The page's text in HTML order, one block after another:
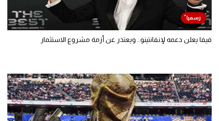
فيفا يعلن دعمه لإنفانتينو.. ويعتذر عن أزمة مشروع الاستثمار